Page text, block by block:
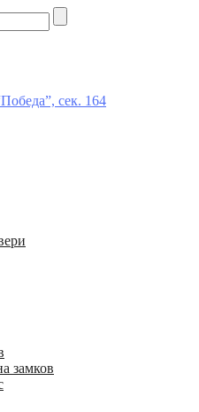
сек. 164
замков